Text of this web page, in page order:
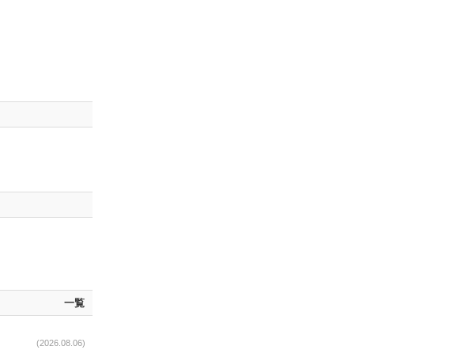
一覧
(2026.08.06)